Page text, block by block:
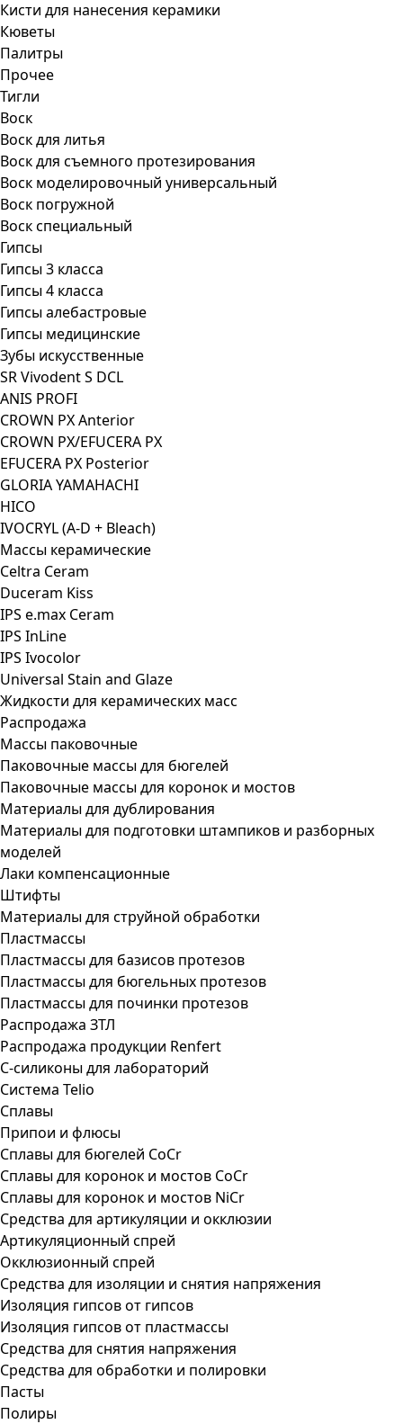
Кисти для нанесения керамики
Кюветы
Палитры
Прочее
Тигли
Воск
Воск для литья
Воск для съемного протезирования
Воск моделировочный универсальный
Воск погружной
Воск специальный
Гипсы
Гипсы 3 класса
Гипсы 4 класса
Гипсы алебастровые
Гипсы медицинские
Зубы искусственные
SR Vivodent S DCL
ANIS PROFI
CROWN PX Anterior
CROWN PX/EFUCERA PX
EFUCERA PX Posterior
GLORIA YAMAHACHI
HICO
IVOCRYL (A-D + Bleach)
Массы керамические
Celtra Ceram
Duceram Kiss
IPS e.max Ceram
IPS InLine
IPS Ivocolor
Universal Stain and Glaze
Жидкости для керамических масс
Распродажа
Массы паковочные
Паковочные массы для бюгелей
Паковочные массы для коронок и мостов
Материалы для дублирования
Материалы для подготовки штампиков и разборных
моделей
Лаки компенсационные
Штифты
Материалы для струйной обработки
Пластмассы
Пластмассы для базисов протезов
Пластмассы для бюгельных протезов
Пластмассы для починки протезов
Распродажа ЗТЛ
Распродажа продукции Renfert
С-силиконы для лабораторий
Система Telio
Сплавы
Припои и флюсы
Сплавы для бюгелей CoCr
Сплавы для коронок и мостов CoCr
Сплавы для коронок и мостов NiCr
Средства для артикуляции и окклюзии
Артикуляционный спрей
Окклюзионный спрей
Средства для изоляции и снятия напряжения
Изоляция гипсов от гипсов
Изоляция гипсов от пластмассы
Средства для снятия напряжения
Средства для обработки и полировки
Пасты
Полиры